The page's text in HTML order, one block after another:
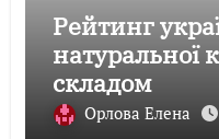
Рейтинг
натуральної
складом
Орлова Елена